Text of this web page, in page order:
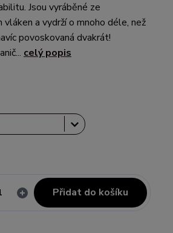
Jsou vyráběné ze
a vydrží o mnoho déle, než
povoskovaná dvakrát!
celý popis
Přidat do košíku